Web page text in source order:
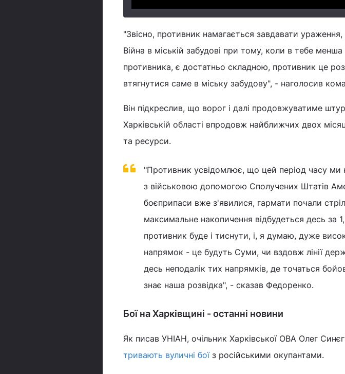
"Звісно, противник намагається завдавати
Війна в міській забудові при тому, коли в тебе
противника, є достатньо складною, противник це
втягнутися саме в міську забудову", - наголосив
Він підкреслив, що ворог і далі продовжуватиме
Харківській області впродовж найближчих двох
та ресурси.
"Противник усвідомлює, що цей період часу ми
з військовою допомогою Сполучених Штатів
боєприпаси вже з'явилися, гармати почали
максимальне накопичення відбудеться десь за
противник буде і тиснути, і, я думаю, дуже
напрямок - це будуть Суми, чи вздовж лінії
десь неподалік тих напрямків, де точаться
знає наша розвідка", - сказав Федоренко.
Бої на Харківщині - останні новини
Як писав УНІАН, очільник Харківської ОВА Олег
тривають вуличні боїз російськими окупантами.